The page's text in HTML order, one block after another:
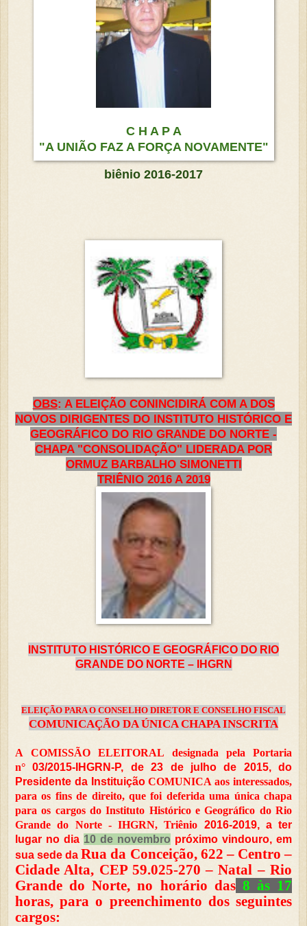
C H A P A
"A UNIÃO FAZ A FORÇA NOVAMENTE"
biênio 2016-2017
OBS: A ELEIÇÃO CONINCIDIRÁ COM A DOS
NOVOS DIRIGENTES DO INSTITUTO HISTÓRICO E
GEOGRÁFICO DO RIO GRANDE DO NORTE -
CHAPA "CONSOLIDAÇÃO" LIDERADA POR
ORMUZ BARBALHO SIMONETTI
TRIÊNIO 2016 A 2019
INSTITUTO HISTÓRICO E GEOGRÁFICO DO RIO
GRANDE DO NORTE – IHGRN
ELEIÇÃO PARA O CONSELHO DIRETOR E CONSELHO FISCAL
COMUNICAÇÃO DA ÚNICA CHAPA INSCRITA
A COMISSÃO ELEITORAL designada pela Portaria
n°03/2015-IHGRN-P, de 23 de julho de 2015, do
Presidente da InstituiçãoCOMUNICA aos interessados,
para os fins de direito, que foi deferida uma única chapa
para os cargos do Instituto Histórico e Geográfico do Rio
Grande do Norte - IHGRN, Triênio 2016-2019, a ter
lugar no dia 10 de novembro próximo vindouro, em
sua sede da Rua da Conceição, 622 – Centro –
Cidade Alta, CEP 59.025-270 – Natal – Rio
Grande do Norte, no horário das 8 às 17
horas, para o preenchimento dos seguintes
cargos: